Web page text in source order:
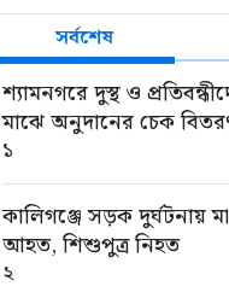
ঘোষ বিধান
সর্বশেষ
শ্যামনগরে দুস্থ ও
মাঝে অনুদানের চেক
১
কালিগঞ্জে সড়ক দুর্ঘটনায় মা
আহত, শিশুপুত্র নিহত
২